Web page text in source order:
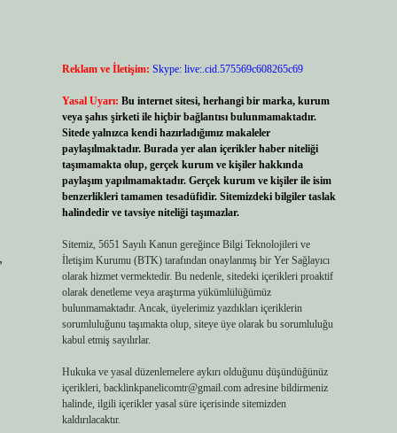
Reklam ve İletişim: Skype: live:.cid.575569c608265c69
Yasal Uyarı: Bu internet sitesi, herhangi bir marka, kurum
veya şahıs şirketi ile hiçbir bağlantısı bulunmamaktadır.
Sitede yalnızca kendi hazırladığımız makaleler
paylaşılmaktadır. Burada yer alan içerikler haber niteliği
taşımamakta olup, gerçek kurum ve kişiler hakkında
paylaşım yapılmamaktadır. Gerçek kurum ve kişiler ile isim
benzerlikleri tamamen tesadüfidir. Sitemizdeki bilgiler taslak
halindedir ve tavsiye niteliği taşımazlar.
Sitemiz, 5651 Sayılı Kanun gereğince Bilgi Teknolojileri ve
İletişim Kurumu (BTK) tarafından onaylanmış bir Yer Sağlayıcı
olarak hizmet vermektedir. Bu nedenle, sitedeki içerikleri proaktif
olarak denetleme veya araştırma yükümlülüğümüz
bulunmamaktadır. Ancak, üyelerimiz yazdıkları içeriklerin
sorumluluğunu taşımakta olup, siteye üye olarak bu sorumluluğu
kabul etmiş sayılırlar.
Hukuka ve yasal düzenlemelere aykırı olduğunu düşündüğünüz
içerikleri, backlinkpanelicomtr@gmail.comadresine bildirmeniz
halinde, ilgili içerikler yasal süre içerisinde sitemizden
kaldırılacaktır.